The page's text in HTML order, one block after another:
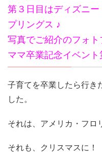
第３日目はディズニ
プリングス ♪
写真でご紹介のフォト
ママ卒業記念イベン
子育てを卒業したら行き
した。
それは、アメリカ・フロ
それも、クリスマスに！